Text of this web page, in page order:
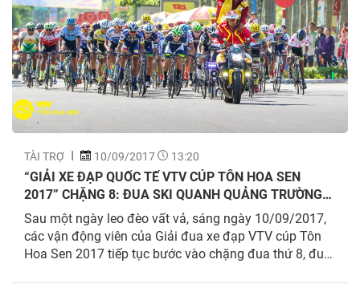
TÀI TRỢ 10/09/2017 13:20
“GIẢI XE ĐẠP QUỐC TẾ VTV CÚP TÔN HOA SEN
2017” CHẶNG 8: ĐUA SKI QUANH QUẢNG TRƯỜNG
24 THÁNG 3 – THÀNH PHỐ TAM KỲ NHỮNG VÒNG
ĐUA GAY CẤN
Sau một ngày leo đèo vất vả, sáng ngày 10/09/2017,
các vận động viên của Giải đua xe đạp VTV cúp Tôn
Hoa Sen 2017 tiếp tục bước vào chặng đua thứ 8, đua
với tổng chiều dài đường đua 50km.